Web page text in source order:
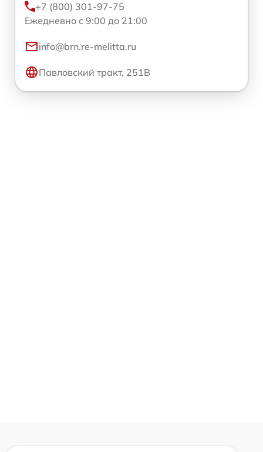
+7 (800) 301-97-75
Ежедневно с 9:00 до 21:00
info@brn.re-melitta.ru
Павловский тракт, 251В